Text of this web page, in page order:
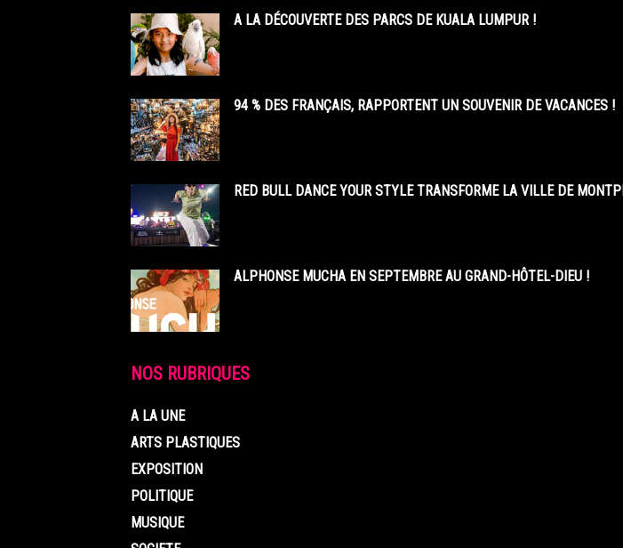
A LA DÉCOUVERTE DES PARCS DE KUALA LUMPUR !
94 % DES FRANÇAIS, RAPPORTENT UN SOUVENIR DE VACANCES !
RED BULL DANCE YOUR STYLE TRANSFORME LA VILLE DE
ALPHONSE MUCHA EN SEPTEMBRE AU GRAND-HÔTEL-DIEU !
NOS RUBRIQUES
A LA UNE
ARTS PLASTIQUES
EXPOSITION
POLITIQUE
MUSIQUE